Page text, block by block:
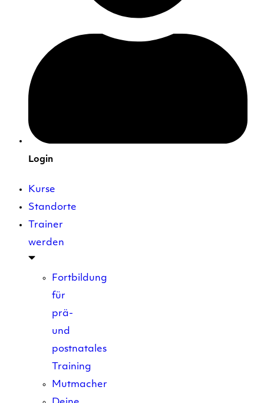
Login
Kurse
Standorte
Trainer
werden
Fortbildung
für
prä-
und
postnatales
Training
Mutmacher